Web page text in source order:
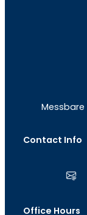
Messbare
Contact Info
Office Hours